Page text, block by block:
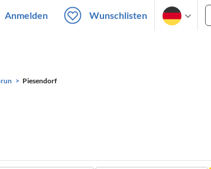
Anmelden Wunschlisten
Piesendorf